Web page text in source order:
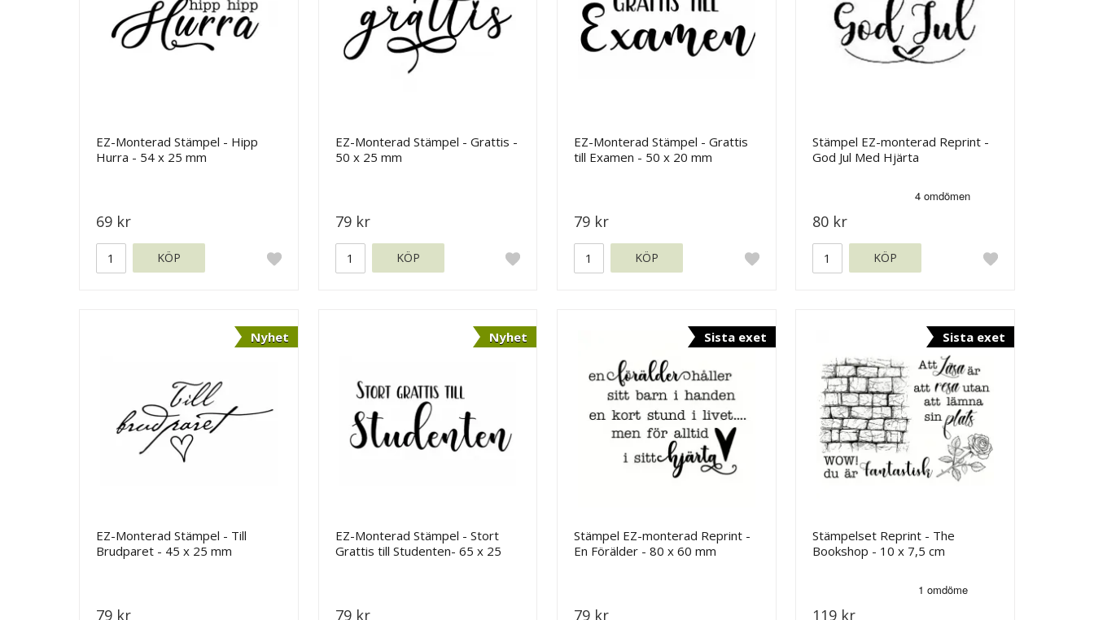
EZ-Monterad Stämpel - Hipp
Hurra - 54 x 25 mm
69 kr
KÖP
EZ-Monterad Stämpel - Grattis -
50 x 25 mm
79 kr
KÖP
EZ-Monterad Stämpel - Grattis
till Examen - 50 x 20 mm
79 kr
KÖP
Stämpel EZ-monterad Reprint -
God Jul Med Hjärta
80 kr
KÖP
Nyhet
EZ-Monterad Stämpel - Till
Brudparet - 45 x 25 mm
79 kr
Nyhet
EZ-Monterad Stämpel - Stort
Grattis till Studenten- 65 x 25
79 kr
Sista exet
Stämpel EZ-monterad Reprint -
En Förälder - 80 x 60 mm
79 kr
Sista exet
Stämpelset Reprint - The
Bookshop - 10 x 7,5 cm
119 kr